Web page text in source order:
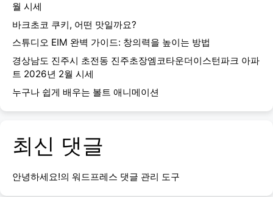
월 시세
바크초코 쿠키, 어떤 맛일까요?
스튜디오 EIM 완벽 가이드: 창의력을 높이는 방법
경상남도 진주시 초전동 진주초장엠코타운더이스턴파크 아파
트 2026년 2월 시세
누구나 쉽게 배우는 볼트 애니메이션
최신 댓글
안녕하세요!의 워드프레스 댓글 관리 도구